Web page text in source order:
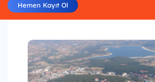
Hemen Kayıt Ol